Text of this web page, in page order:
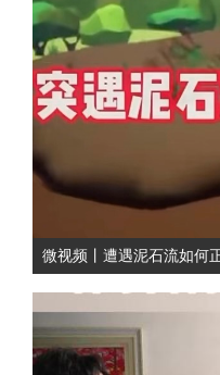
微视频丨遭遇泥石流如何